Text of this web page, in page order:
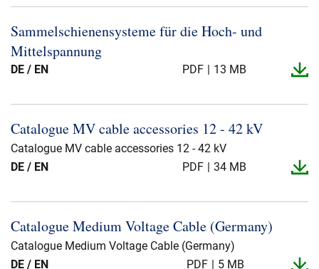
Sammelschienensysteme für die Hoch-​ und
Mittelspannung
DE / EN PDF 13 MB
Catalogue MV cable accessories 12 -​ 42 kV
Catalogue MV cable accessories 12 - 42 kV
DE / EN
PDF 34 MB
Catalogue Medium Voltage Cable (Germany)
Catalogue Medium Voltage Cable (Germany)
DE / EN
PDF 5 MB